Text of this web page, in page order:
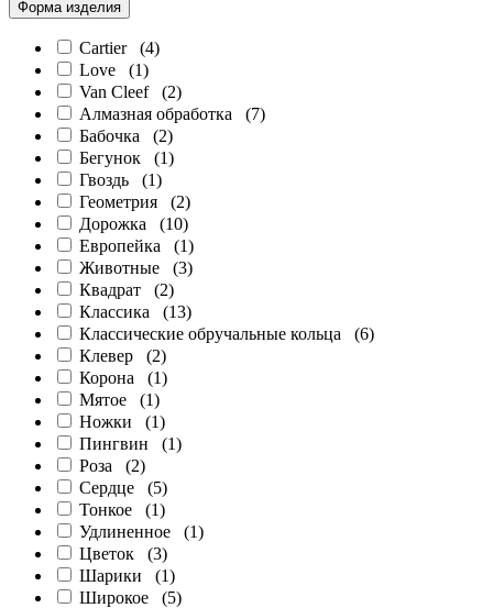
Форма изделия
Cartier (4)
Love (1)
Van Cleef (2)
Алмазная обработка (7)
Бабочка (2)
Бегунок (1)
Гвоздь (1)
Геометрия (2)
Дорожка (10)
Европейка (1)
Животные (3)
Квадрат (2)
Классика (13)
Классические обручальные кольца (6)
Клевер (2)
Корона (1)
Мятое (1)
Ножки (1)
Пингвин (1)
Роза (2)
Сердце (5)
Тонкое (1)
Удлиненное (1)
Цветок (3)
Шарики (1)
Широкое (5)